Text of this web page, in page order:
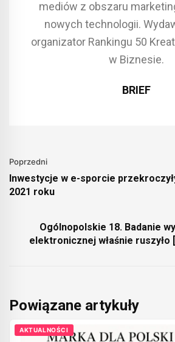
mediów z obszaru
nowych technologii.
organizator Rankingu 50
w Biznesie.
BRIEF
Poprzedni
Inwestycje w e-sporcie
2021 roku
Ogólnopolskie 18. Badanie
elektronicznej właśnie ruszyło
Powiązane artykuły
AKTUALNOŚCI